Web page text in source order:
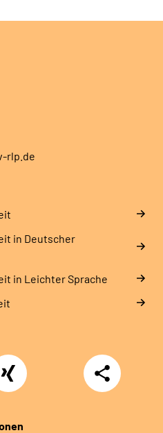
rlp.de
in Deutscher
in Leichter Sprache
Xing
Teilen